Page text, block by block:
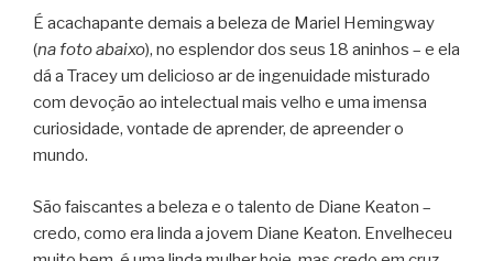
É acachapante demais a beleza de Mariel Hemingway
(na foto abaixo), no esplendor dos seus 18 aninhos – e ela
dá a Tracey um delicioso ar de ingenuidade misturado
com devoção ao intelectual mais velho e uma imensa
curiosidade, vontade de aprender, de apreender o
mundo.
São faiscantes a beleza e o talento de Diane Keaton –
credo, como era linda a jovem Diane Keaton. Envelheceu